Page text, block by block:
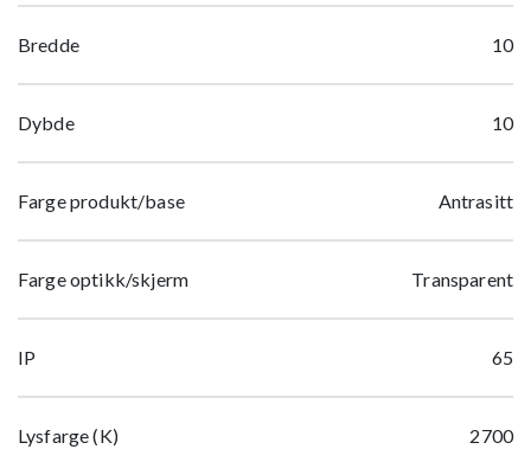
Bredde 10
Dybde 10
Farge produkt/base Antrasitt
Farge optikk/skjerm Transparent
IP 65
Lysfarge (K) 2700